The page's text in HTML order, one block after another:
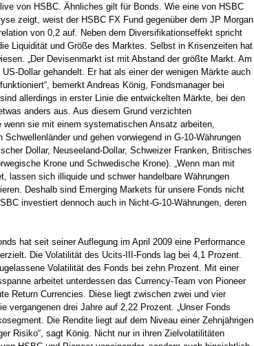
von HSBC. Ähnliches gilt für Bonds. Wie eine von HSBC
zeigt, weist der HSBC FX Fund gegenüber dem JP Morgan
von 0,2 auf. Neben dem Diversifikations­effekt spricht
Liquidität und Größe des Marktes. Selbst in Krisenzeiten hat
„Der Devisenmarkt ist mit Abstand der größte Markt. Am
Dollar gehandelt. Er hat als einer der wenigen Märkte auch
bemerkt Andreas König, Fondsmanager bei
allerdings in erster Linie die entwickelten Märkte, bei den
anders aus. Aus diesem Grund verzichten
wenn sie mit einem systematischen Ansatz arbeiten,
und gehen vorwiegend in G-10-Währungen
Dollar, Neuseeland-Dollar, Schweizer Franken, Britisches
Krone und Schwedische Krone). „Wenn man mit
lassen sich illiquide und schwer handelbare Währungen
Deshalb sind Emerging Markets für unsere Fonds nicht
investiert dennoch auch in Nicht-G-10-Währungen, deren
hat seit seiner Auflegung im April 2009 eine Performance
Die Volatilität des Ucits-III-Fonds lag bei 4,1 Prozent.
Volatilität des Fonds bei zehn Prozent. Mit einer
arbeitet unterdessen das Currency-­Team von Pioneer
Return Currencies. Diese liegt zwischen zwei und vier
vergangenen drei Jahre auf 2,22 Prozent. „Unser Fonds
Die Rendite liegt auf dem Niveau­ einer Zehnjährigen
Risiko“, sagt König. Nicht nur in ihren Zielvolatilitäten